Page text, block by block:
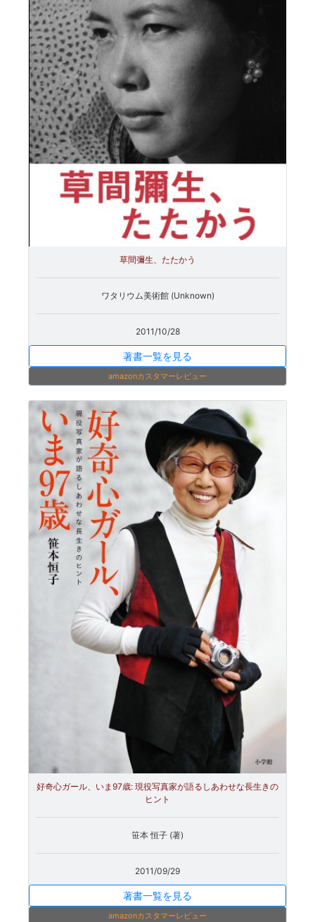
草間彌生、たたかう
ワタリウム美術館 (Unknown)
2011/10/28
著書一覧を見る
amazonカスタマーレビュー
好奇心ガール、いま97歳: 現役写真家が語るしあわせな長生きの
ヒント
笹本 恒子 (著)
2011/09/29
著書一覧を見る
amazonカスタマーレビュー